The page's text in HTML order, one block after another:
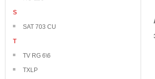
S
SAT 703 CU
T
TV RG 6\6
TXLP